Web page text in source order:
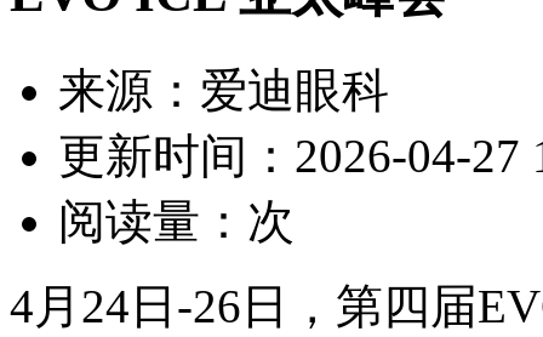
来源：爱迪眼科
更新时间：2026-04-27
阅读量： 次
4月24日-26日，第四届